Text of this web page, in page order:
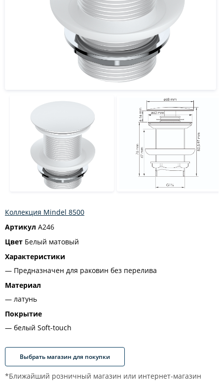
Коллекция Mindel 8500
Артикул A246
Цвет Белый матовый
Характеристики
Предназначен для раковин без перелива
Материал
латунь
Покрытие
белый Soft-touch
Выбрать магазин для покупки
*Ближайший розничный магазин или интернет-магазин